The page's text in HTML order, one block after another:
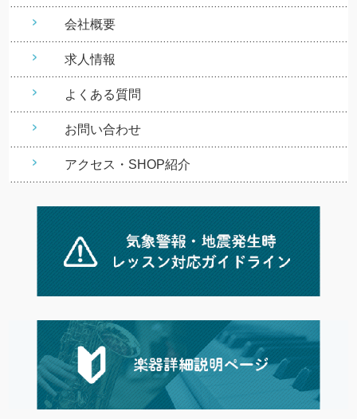
会社概要
求人情報
よくある質問
お問い合わせ
アクセス・SHOP紹介